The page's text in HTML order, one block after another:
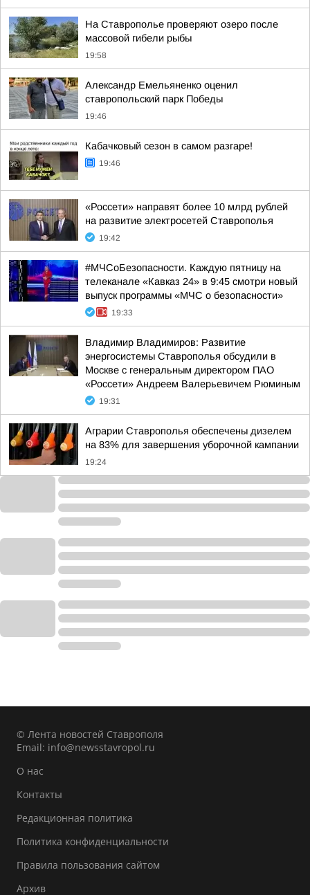
На Ставрополье проверяют озеро после
массовой гибели рыбы
19:58
Александр Емельяненко оценил
ставропольский парк Победы
19:46
Кабачковый сезон в самом разгаре!
19:46
«Россети» направят более 10 млрд рублей
на развитие электросетей Ставрополья
19:42
#МЧСоБезопасности. Каждую пятницу на
телеканале «Кавказ 24» в 9:45 смотри новый
выпуск программы «МЧС о безопасности»
19:33
Владимир Владимиров: Развитие
энергосистемы Ставрополья обсудили в
Москве с генеральным директором ПАО
«Россети» Андреем Валерьевичем Рюминым
19:31
Аграрии Ставрополья обеспечены дизелем
на 83% для завершения уборочной кампании
19:24
© Лента новостей Ставрополя
Email: info@newsstavropol.ru
О нас
Контакты
Редакционная политика
Политика конфиденциальности
Правила пользования сайтом
Архив